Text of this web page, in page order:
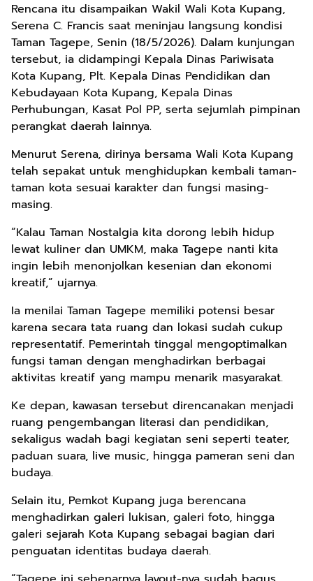
Rencana itu disampaikan Wakil Wali Kota Kupang,
Serena C. Francis saat meninjau langsung kondisi
Taman Tagepe, Senin (18/5/2026). Dalam kunjungan
tersebut, ia didampingi Kepala Dinas Pariwisata
Kota Kupang, Plt. Kepala Dinas Pendidikan dan
Kebudayaan Kota Kupang, Kepala Dinas
Perhubungan, Kasat Pol PP, serta sejumlah pimpinan
perangkat daerah lainnya.
Menurut Serena, dirinya bersama Wali Kota Kupang
telah sepakat untuk menghidupkan kembali taman-
taman kota sesuai karakter dan fungsi masing-
masing.
“Kalau Taman Nostalgia kita dorong lebih hidup
lewat kuliner dan UMKM, maka Tagepe nanti kita
ingin lebih menonjolkan kesenian dan ekonomi
kreatif,” ujarnya.
Ia menilai Taman Tagepe memiliki potensi besar
karena secara tata ruang dan lokasi sudah cukup
representatif. Pemerintah tinggal mengoptimalkan
fungsi taman dengan menghadirkan berbagai
aktivitas kreatif yang mampu menarik masyarakat.
Ke depan, kawasan tersebut direncanakan menjadi
ruang pengembangan literasi dan pendidikan,
sekaligus wadah bagi kegiatan seni seperti teater,
paduan suara, live music, hingga pameran seni dan
budaya.
Selain itu, Pemkot Kupang juga berencana
menghadirkan galeri lukisan, galeri foto, hingga
galeri sejarah Kota Kupang sebagai bagian dari
penguatan identitas budaya daerah.